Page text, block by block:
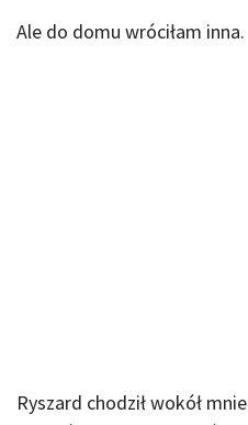
Ale do domu wróciłam inna.
Ryszard chodził wokół